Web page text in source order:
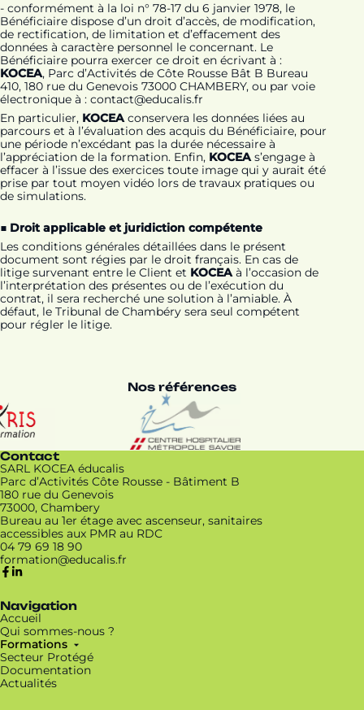
- conformément à la loi n° 78-17 du 6 janvier 1978, le
Bénéficiaire dispose d’un droit d’accès, de modification,
de rectification, de limitation et d’effacement des
données à caractère personnel le concernant. Le
Bénéficiaire pourra exercer ce droit en écrivant à :
KOCEA, Parc d’Activités de Côte Rousse Bât B Bureau
410, 180 rue du Genevois 73000 CHAMBERY, ou par voie
électronique à : contact@educalis.fr
En particulier, KOCEAconservera les données liées au
parcours et à l’évaluation des acquis du Bénéficiaire, pour
une période n’excédant pas la durée nécessaire à
l’appréciation de la formation. Enfin, KOCEAs’engage à
effacer à l’issue des exercices toute image qui y aurait été
prise par tout moyen vidéo lors de travaux pratiques ou
de simulations.
■ Droit applicable et juridiction compétente
Les conditions générales détaillées dans le présent
document sont régies par le droit français. En cas de
litige survenant entre le Client et KOCEAà l’occasion de
l’interprétation des présentes ou de l’exécution du
contrat, il sera recherché une solution à l’amiable. À
défaut, le Tribunal de Chambéry sera seul compétent
pour régler le litige.
Nos références
Contact
SARL KOCEA éducalis
Parc d’Activités Côte Rousse - Bâtiment B
180 rue du Genevois
73000, Chambery
Bureau au 1er étage avec ascenseur, sanitaires
accessibles aux PMR au RDC
04 79 69 18 90
Navigation
Accueil
Qui sommes-nous ?
Formations
Secteur Protégé
Documentation
Actualités